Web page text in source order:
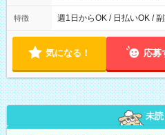
実働時間：1-5時間 └上記の
能！ └平日・土曜日の中で
18:00 などのように、自
特徴 週1日からOK / 日払いOK /
気になる！ 応募
未読